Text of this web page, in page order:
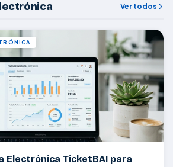
Ver todos
Electrónica TicketBAI para